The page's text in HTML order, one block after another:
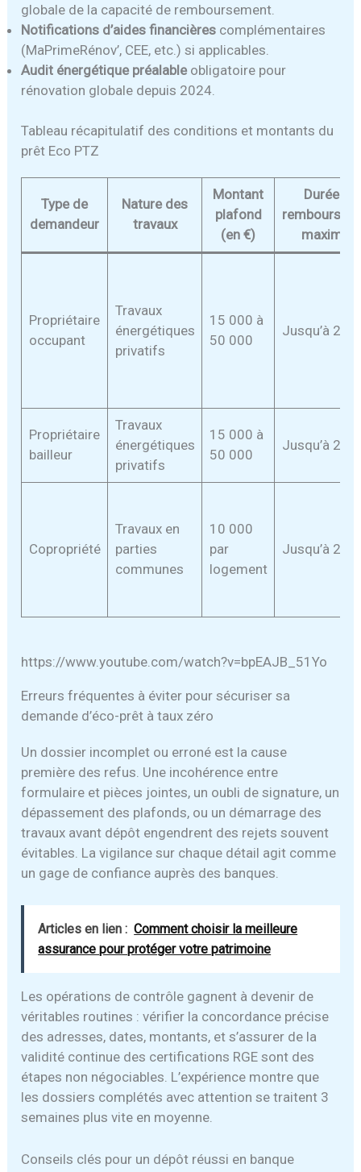
globale de la capacité de remboursement.
Notifications d’aides financières complémentaires
(MaPrimeRénov’, CEE, etc.) si applicables.
Audit énergétique préalableobligatoire pour
rénovation globale depuis 2024.
Tableau récapitulatif des conditions et montants du
prêt Eco PTZ
Type de
demandeur
Nature des
travaux
Montant
plafond
(en €)
Durée de
maximale
Propriétaire
occupant
Travaux
énergétiques
privatifs
15 000 à
50 000
Jusqu’à 20
Propriétaire
bailleur
Travaux
énergétiques
privatifs
15 000 à
50 000
Jusqu’à 20
Copropriété
Travaux en
parties
communes
10 000
par
logement
Jusqu’à 20
https://www.youtube.com/watch?v=bpEAJB_51Yo
Erreurs fréquentes à éviter pour sécuriser sa
demande d’éco-prêt à taux zéro
Un dossier incomplet ou erroné est la cause
première des refus. Une incohérence entre
formulaire et pièces jointes, un oubli de signature, un
dépassement des plafonds, ou un démarrage des
travaux avant dépôt engendrent des rejets souvent
évitables. La vigilance sur chaque détail agit comme
un gage de confiance auprès des banques.
Articles en lien : Comment choisir la meilleure
assurance pour protéger votre patrimoine
Les opérations de contrôle gagnent à devenir de
véritables routines : vérifier la concordance précise
des adresses, dates, montants, et s’assurer de la
validité continue des certifications RGE sont des
étapes non négociables. L’expérience montre que
les dossiers complétés avec attention se traitent 3
semaines plus vite en moyenne.
Conseils clés pour un dépôt réussi en banque